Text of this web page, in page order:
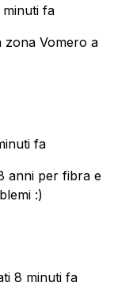
minuti fa
zona Vomero a
fa
anni per fibra e
:)
8 minuti fa